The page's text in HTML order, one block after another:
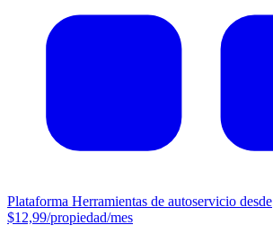
Plataforma Herramientas de autoservicio desde
$12,99/propiedad/mes